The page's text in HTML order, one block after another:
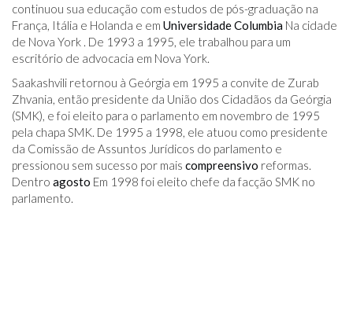
continuou sua educação com estudos de pós-graduação na
França, Itália e Holanda e em Universidade Columbia Na cidade
de Nova York . De 1993 a 1995, ele trabalhou para um
escritório de advocacia em Nova York.
Saakashvili retornou à Geórgia em 1995 a convite de Zurab
Zhvania, então presidente da União dos Cidadãos da Geórgia
(SMK), e foi eleito para o parlamento em novembro de 1995
pela chapa SMK. De 1995 a 1998, ele atuou como presidente
da Comissão de Assuntos Jurídicos do parlamento e
pressionou sem sucesso por mais compreensivo reformas.
Dentro agosto Em 1998 foi eleito chefe da facção SMK no
parlamento.